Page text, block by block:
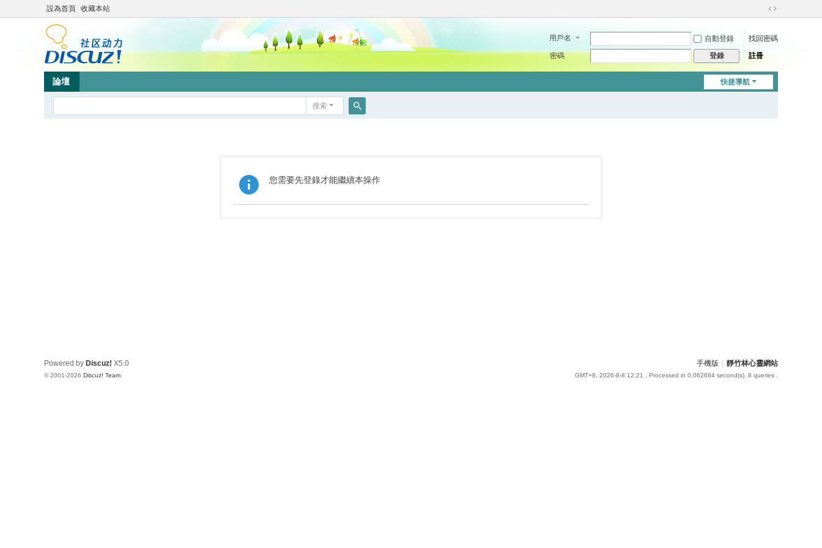
設為首頁 收藏本站
切
到
用戶名 自動登錄
找回密碼
密碼
登錄 註冊
快捷導航
論壇
搜索
您需要先登錄才能繼續本操作
手機版 靜竹林心靈網站
GMT+8, 2026-8-8 12:21 , Processed in 0.062684 second(s), 8 queries .
Powered by Discuz! X5.0
© 2001-2026 Discuz! Team